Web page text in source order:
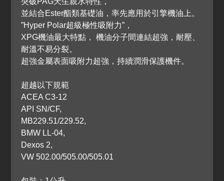
並結合Ester酯類基礎油，率先應用於引擎機油上。
”Hyper Polar超級極性吸附力”，
XPG機油最大特點， 機油分子間連結超強，耐壓、
耐溫不易分裂。
超強金屬表面吸附力超強，持續潤滑保護機件。
超越以下規範
ACEA C3-12
API SN/CF,
MB229.51/229.52,
BMW LL-04,
Dexos 2,
VW 502.00/505.00/505.01